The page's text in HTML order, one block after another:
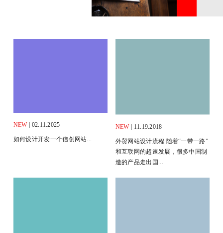
NEW| 02.11.2025
如何设计开发一个信创网站...
NEW| 11.19.2018
外贸网站设计流程 随着“一带一路”
和互联网的超速发展，很多中国制
造的产品走出国...